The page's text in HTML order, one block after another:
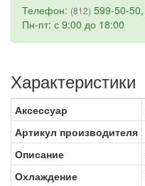
Телефон: (812) 599-50-50,
Пн-пт: с 9:00 до 18:00
Характеристики
Аксессуар
Артикул производителя
Описание
Охлаждение